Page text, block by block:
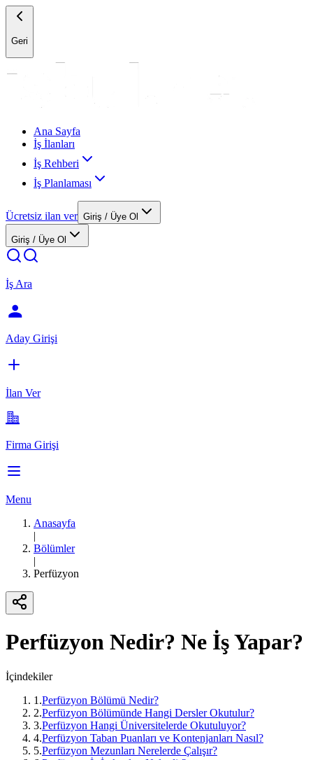
Geri
Ana Sayfa
İş İlanları
İş Rehberi
İş Planlaması
Ücretsiz ilan ver Giriş / Üye Ol
Giriş / Üye Ol
İş Ara
Aday Girişi
İlan Ver
Firma Girişi
Menu
Anasayfa
|
Bölümler
|
Perfüzyon
Perfüzyon Nedir? Ne İş Yapar?
İçindekiler
1 .Perfüzyon Bölümü Nedir?
2.Perfüzyon Bölümünde Hangi Dersler Okutulur?
3.Perfüzyon Hangi Üniversitelerde Okutuluyor?
4.Perfüzyon Taban Puanları ve Kontenjanları Nasıl?
5.Perfüzyon Mezunları Nerelerde Çalışır?